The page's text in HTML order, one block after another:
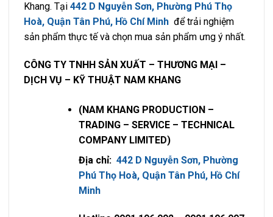
Khang. Tại 442 D Nguyễn Sơn, Phường Phú Thọ
Hoà, Quận Tân Phú, Hồ Chí Minh để trải nghiệm
sản phẩm thực tế và chọn mua sản phẩm ưng ý nhất.
CÔNG TY TNHH SẢN XUẤT – THƯƠNG MẠI –
DỊCH VỤ – KỸ THUẬT NAM KHANG
(NAM KHANG PRODUCTION –
TRADING – SERVICE – TECHNICAL
COMPANY LIMITED)
Địa chỉ: 442 D Nguyễn Sơn, Phường
Phú Thọ Hoà, Quận Tân Phú, Hồ Chí
Minh